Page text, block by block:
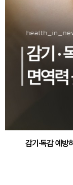
감기·독감 예